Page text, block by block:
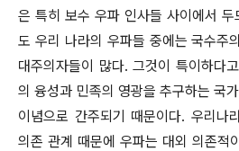
은 특히 보수 우파 인사들 사이에서 두
도 우리 나라의 우파들 중에는 국수주
대주의자들이 많다. 그것이 특이하다
의 융성과 민족의 영광을 추구하는 국
이념으로 간주되기 때문이다. 우리나
의존 관계 때문에 우파는 대외 의존적